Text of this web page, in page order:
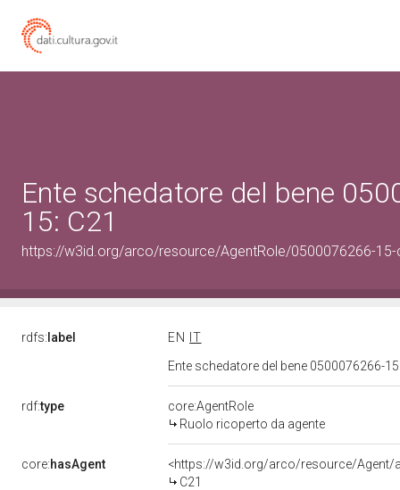
Ente schedatore del bene
15: C21
https://w3id.org/arco/resource/AgentRole/0500076266-
rdfs: label EN
IT
Ente schedatore del bene 0500076266-
rdf:type
core:AgentRole
Ruolo ricoperto da agente
core:hasAgent
<https://w3id.org/arco/resource/Agent/
C21